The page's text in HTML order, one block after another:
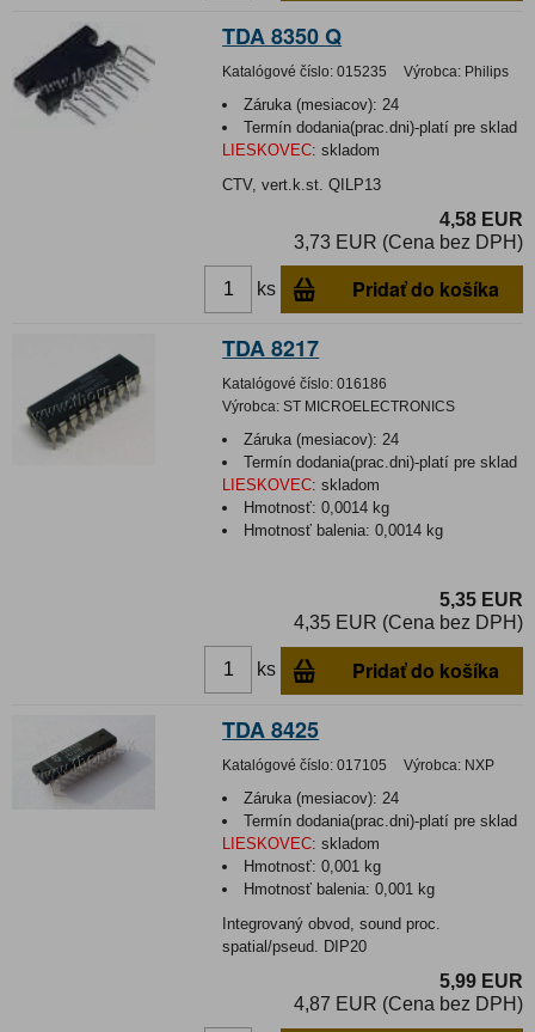
TDA 8350 Q
Katalógové číslo: 015235 Výrobca: Philips
Záruka (mesiacov): 24
Termín dodania(prac.dni)-platí pre sklad
LIESKOVEC: skladom
CTV, vert.k.st. QILP13
4,58 EUR
3,73 EUR (Cena bez DPH)
ks Pridať do košíka
TDA 8217
Katalógové číslo: 016186
Výrobca: ST MICROELECTRONICS
Záruka (mesiacov): 24
Termín dodania(prac.dni)-platí pre sklad
LIESKOVEC: skladom
Hmotnosť:0,0014 kg
Hmotnosť balenia:0,0014 kg
5,35 EUR
4,35 EUR (Cena bez DPH)
ks Pridať do košíka
TDA 8425
Katalógové číslo: 017105 Výrobca: NXP
Záruka (mesiacov): 24
Termín dodania(prac.dni)-platí pre sklad
LIESKOVEC: skladom
Hmotnosť:0,001 kg
Hmotnosť balenia:0,001 kg
Integrovaný obvod, sound proc.
spatial/pseud. DIP20
5,99 EUR
4,87 EUR (Cena bez DPH)